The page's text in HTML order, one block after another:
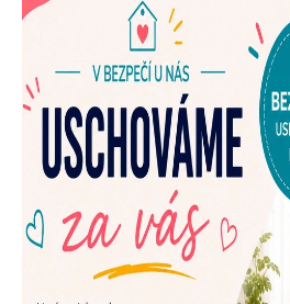
E
N
U